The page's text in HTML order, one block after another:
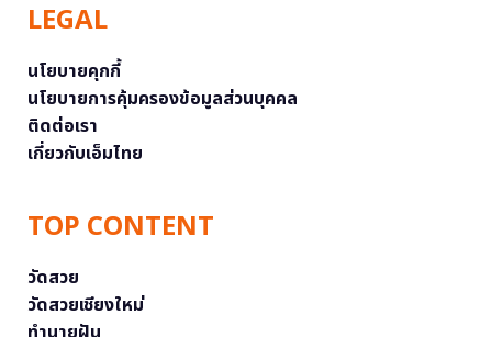
LEGAL
นโยบายคุกกี้
นโยบายการคุ้มครองข้อมูลส่วนบุคคล
ติดต่อเรา
เกี่ยวกับเอ็มไทย
TOP CONTENT
วัดสวย
วัดสวยเชียงใหม่